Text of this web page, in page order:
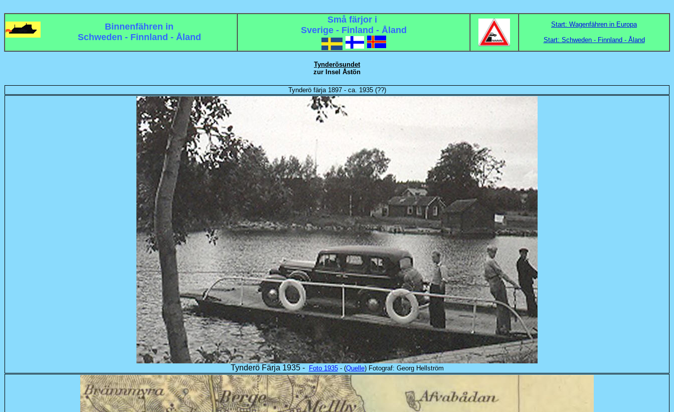
Binnenfähren in
Schweden - Finnland - Åland
Små färjor i
Sverige - Finland - Åland
-- --
Start: Wagenfähren in Europa
Start: Schweden - Finnland - Åland
Tynderösundet
zur Insel Åstön
Tynderö färja 1897 - ca. 1935 (??)
Tynderö Färja 1935 - Foto 1935- (Quelle) Fotograf: Georg Hellström